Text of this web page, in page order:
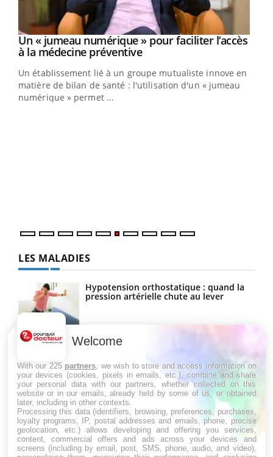
Youtube
Un « jumeau numérique » pour faciliter l’accès
à la médecine préventiveYoutube
Un établissement lié à un groupe mutualiste innove en
matière de bilan de santé : l'utilisation d'un « jumeau
numérique » permet ...
LES MALADIES
Hypotension orthostatique : quand la
pression artérielle chute au lever
Drépanocytose : une déformation des
globules rouges aux conséquences
Maladie de Charcot (Sclérose latérale
amyotrophique)
Welcome
With our 225 partners , we wish to store and access information on
your devices (cookies, pixels in emails, etc.), combine and share
your personal data with our partners, whether collected on this
website or in our emails, already held by some of us, or obtained
later, including in other contexts.
Processing this data (identifiers, browsing, preferences, purchases,
loyalty programs, IP, postal addresses and emails, phone, precise
geolocation, etc.) allows developing and offering you services,
content, commercial offers and ads across your devices and
screens (including by email, post, SMS, phone, audio, and video),